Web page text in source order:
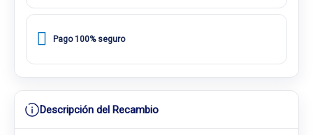
Pago 100% seguro
Descripción del Recambio